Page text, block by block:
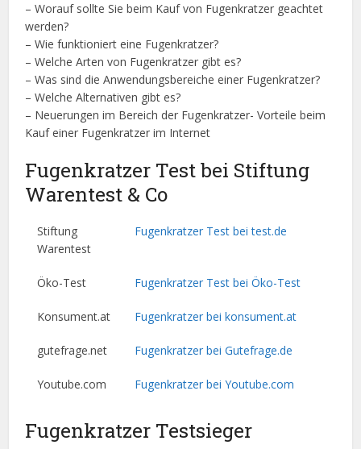
– Worauf sollte Sie beim Kauf von Fugenkratzer geachtet
werden?
– Wie funktioniert eine Fugenkratzer?
– Welche Arten von Fugenkratzer gibt es?
– Was sind die Anwendungsbereiche einer Fugenkratzer?
– Welche Alternativen gibt es?
– Neuerungen im Bereich der Fugenkratzer- Vorteile beim
Kauf einer Fugenkratzer im Internet
Fugenkratzer Test bei Stiftung
Warentest & Co
Stiftung
Warentest
Fugenkratzer Test bei test.de
Öko-Test Fugenkratzer Test bei Öko-Test
Konsument.at Fugenkratzer bei konsument.at
gutefrage.net Fugenkratzer bei Gutefrage.de
Youtube.com Fugenkratzer bei Youtube.com
Fugenkratzer Testsieger